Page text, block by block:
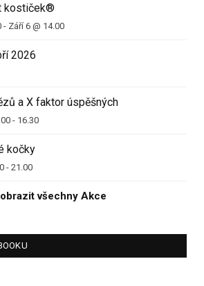
kostiček®
- Září 6 @ 14.00
2026
a X faktor úspěšných
- 16.30
kočky
- 21.00
všechny Akce